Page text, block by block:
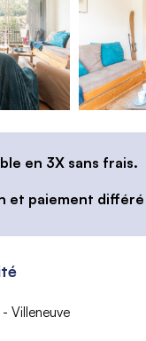
en 3X sans frais.
et paiement différé
Villeneuve